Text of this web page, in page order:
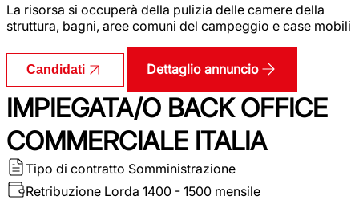
La risorsa si occuperà della pulizia delle camere della
struttura, bagni, aree comuni del campeggio e case mobili
Candidati Dettaglio annuncio
IMPIEGATA/O BACK OFFICE
COMMERCIALE ITALIA
Tipo di contratto Somministrazione
Retribuzione Lorda 1400 - 1500 mensile